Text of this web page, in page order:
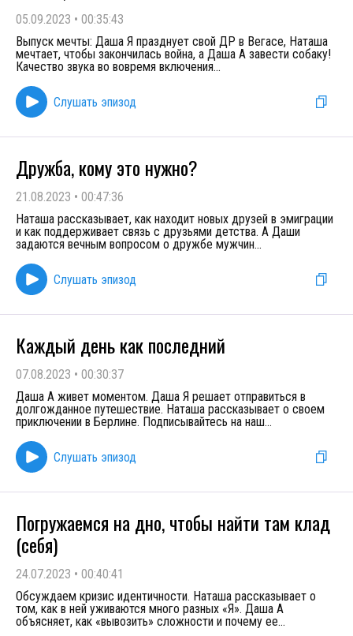
05.09.2023 • 00:35:43
Выпуск мечты: Даша Я празднует свой ДР в Вегасе, Наташа
мечтает, чтобы закончилась война, а Даша А завести собаку!
Качество звука во вовремя включения...
Слушать эпизод
Дружба, кому это нужно?
21.08.2023 • 00:47:36
Наташа рассказывает, как находит новых друзей в эмиграции
и как поддерживает связь с друзьями детства. А Даши
задаются вечным вопросом о дружбе мужчин...
Слушать эпизод
Каждый день как последний
07.08.2023 • 00:30:37
Даша А живет моментом. Даша Я решает отправиться в
долгожданное путешествие. Наташа рассказывает о своем
приключении в Берлине. Подписывайтесь на наш...
Слушать эпизод
Погружаемся на дно, чтобы найти там клад
(себя)
24.07.2023 • 00:40:41
Обсуждаем кризис идентичности. Наташа рассказывает о
том, как в ней уживаются много разных «Я». Даша А
объясняет, как «вывозить» сложности и почему ее...